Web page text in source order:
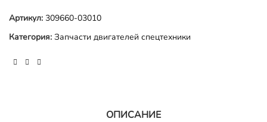
Артикул: 309660-03010
Категория: Запчасти двигателей спецтехники
ОПИСАНИЕ